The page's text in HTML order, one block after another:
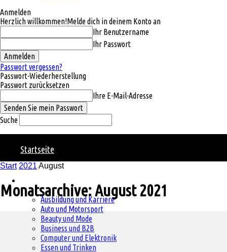
Anmelden
Herzlich willkommen!Melde dich in deinem Konto an
Ihr Benutzername
Ihr Passwort
Passwort vergessen?
Passwort-Wiederherstellung
Passwort zurücksetzen
Ihre E-Mail-Adresse
Suche
Natural
Charm
Startseite
Ausbildung und Karriere
Auto und Motorsport
Beauty und Mode
Business und B2B
Computer und Elektronik
Essen und Trinken
Start 2021 August
Monatsarchive: August 2021